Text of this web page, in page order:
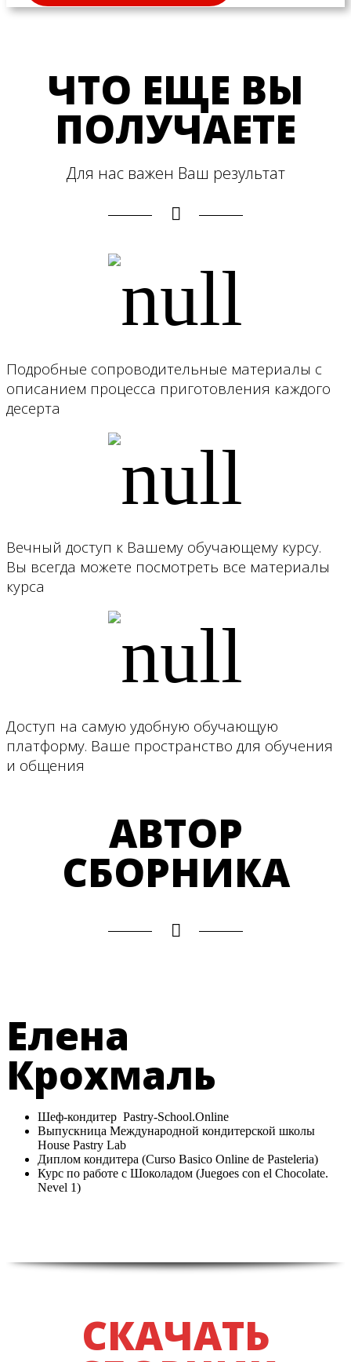
ЧТО ЕЩЕ ВЫ
ПОЛУЧАЕТЕ
Для нас важен Ваш результат
Подробные сопроводительные материалы с
описанием процесса приготовления каждого
десерта
Вечный доступ к Вашему обучающему курсу.
Вы всегда можете посмотреть все материалы
курса
Доступ на самую удобную обучающую
платформу. Ваше пространство для обучения
и общения
АВТОР
СБОРНИКА
Елена
Крохмаль
Шеф-кондитер Pastry-School.Online
Выпускница Международной кондитерской школы
House Pastry Lab
Диплом кондитера (Curso Basico Online de Pasteleria)
Курс по работе с Шоколадом (Juegoes con el Chocolate.
Nevel 1)
СКАЧАТЬ